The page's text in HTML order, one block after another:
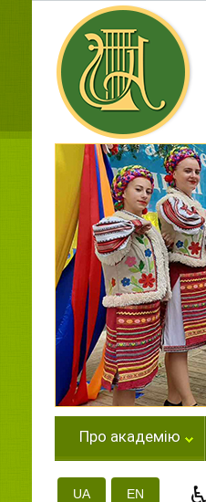
Про академію
UA EN